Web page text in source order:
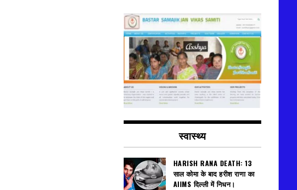
स्वास्थ्य
HARISH RANA DEATH: 13
साल कोमा के बाद हरीश राणा का
AIIMS दिल्ली में निधन।